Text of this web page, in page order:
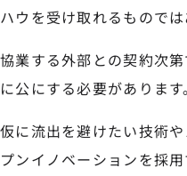
ハウを受け取れるものでは
協業する外部との契約次
に公にする必要があります。
仮に流出を避けたい技術
プンイノベーションを採